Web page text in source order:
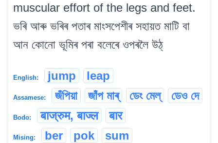
muscular effort of the legs and feet.
ভৰি আৰু ভৰিৰ পতাৰ মাংসপেশীৰ সহায়ত মাটি বা
আন কোনো ভূমিৰ পৰা বলেৰে ওপৰলৈ উঠ্
English: jump leap
Assamese: জঁপিয়া জাঁপ মাৰ্ ডেং মেল্ ডেও দে
Bodo: बाज्रुम, बाज्ल बार
Mising: ber pok sum